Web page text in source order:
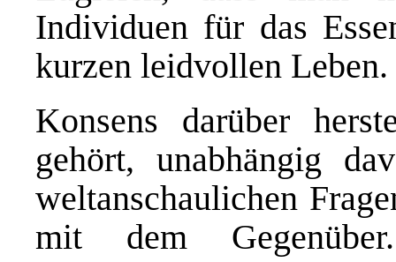
Individuen für das
kurzen leidvollen Leben.
Konsens darüber
gehört, unabhängig
weltanschaulichen
mit dem